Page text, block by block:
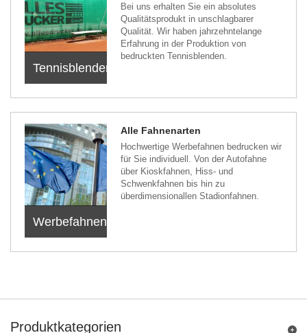
Tennisblenden
Bei uns erhalten Sie ein absolutes
Qualitätsprodukt in unschlagbarer
Qualität. Wir haben jahrzehntelange
Erfahrung in der Produktion von
bedruckten Tennisblenden.
Werbefahnen
Alle Fahnenarten
Hochwertige Werbefahnen bedrucken wir
für Sie individuell. Von der Autofahne
über Kioskfahnen, Hiss- und
Schwenkfahnen bis hin zu
überdimensionallen Stadionfahnen.
Produktkategorien